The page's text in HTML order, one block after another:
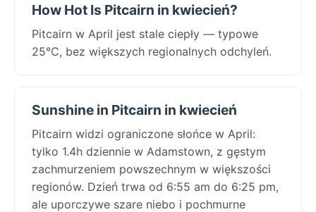
How Hot Is Pitcairn in kwiecień?
Pitcairn w April jest stale ciepły — typowe
25°C, bez większych regionalnych odchyleń.
Sunshine in Pitcairn in kwiecień
Pitcairn widzi ograniczone słońce w April:
tylko 1.4h dziennie w Adamstown, z gęstym
zachmurzeniem powszechnym w większości
regionów. Dzień trwa od 6:55 am do 6:25 pm,
ale uporczywe szare niebo i pochmurne